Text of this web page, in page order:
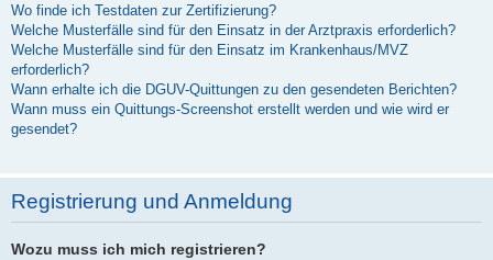
Wo finde ich Testdaten zur Zertifizierung?
Welche Musterfälle sind für den Einsatz in der Arztpraxis erforderlich?
Welche Musterfälle sind für den Einsatz im Krankenhaus/MVZ
erforderlich?
Wann erhalte ich die DGUV-Quittungen zu den gesendeten Berichten?
Wann muss ein Quittungs-Screenshot erstellt werden und wie wird er
gesendet?
Registrierung und Anmeldung
Wozu muss ich mich registrieren?